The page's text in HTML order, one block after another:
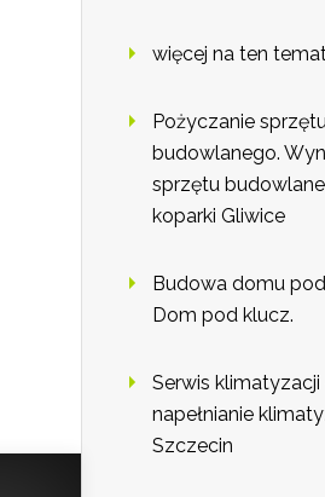
więcej na ten
Pożyczanie
budowlanego.
sprzętu
koparki Gliwice
Budowa domu
Dom pod klucz.
Serwis klimatyzacji
napełnianie
Szczecin